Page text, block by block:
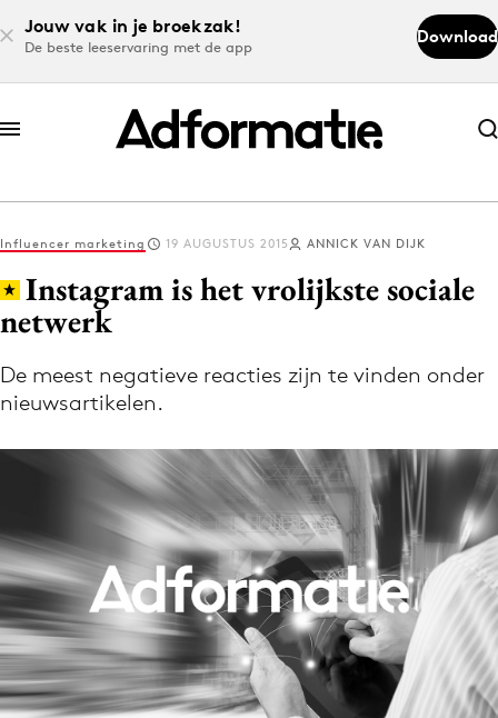
Jouw vak in je broekzak!
De beste leeservaring met de app
Download
Abonneer nu
Abonneer nu
Log in
Volg het laatste nieuws via de Adformatie
Menu
Home
9 sept: GenAI-training
12 nov: MarketingLive!
Influencer marketing 19 AUGUSTUS 2015 ANNICK VAN DIJK
Instagram is het vrolijkste sociale
netwerk
De meest negatieve reacties zijn te vinden onder
nieuwsartikelen.